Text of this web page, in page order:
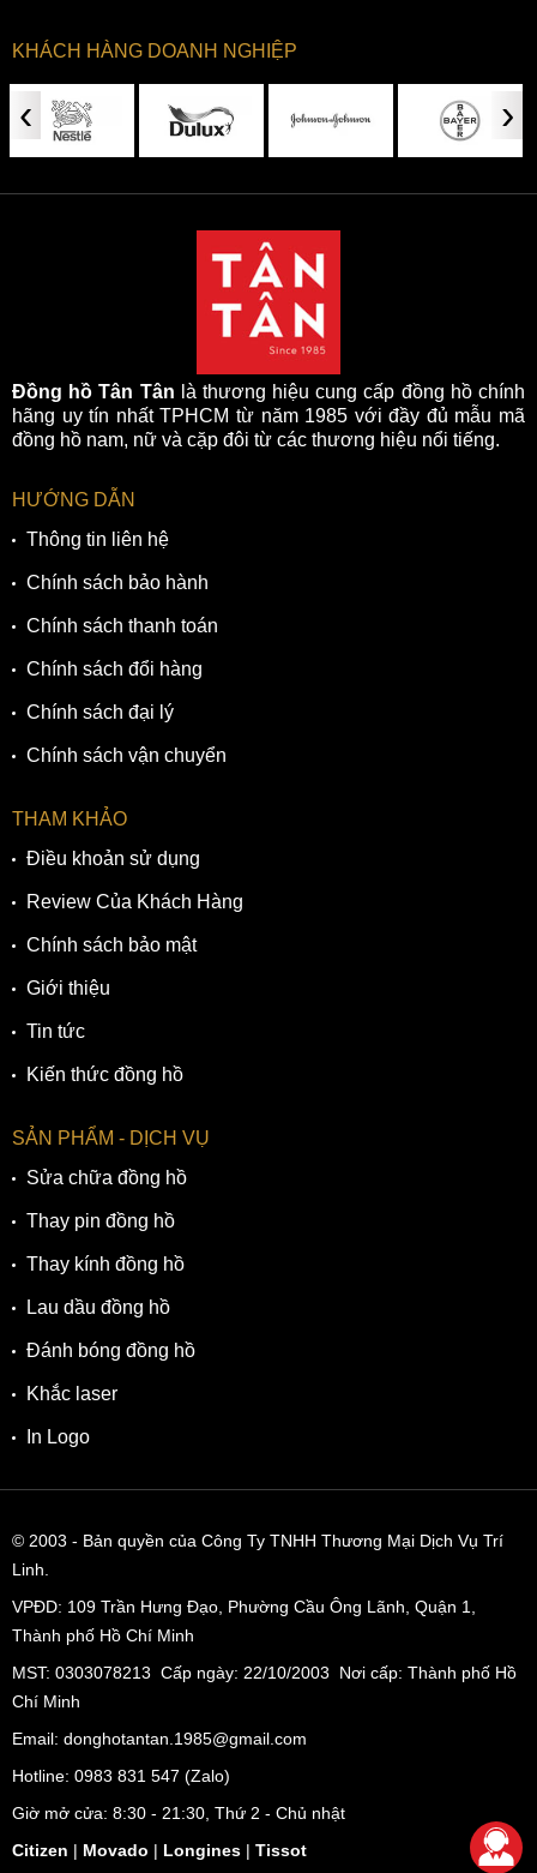
KHÁCH HÀNG DOANH NGHIỆP
‹ ›
Đồng hồ Tân Tân là thương hiệu cung cấp đồng hồ chính
hãng uy tín nhất TPHCM từ năm 1985 với đầy đủ mẫu mã
đồng hồ nam, nữ và cặp đôi từ các thương hiệu nổi tiếng.
HƯỚNG DẪN
Thông tin liên hệ
Chính sách bảo hành
Chính sách thanh toán
Chính sách đổi hàng
Chính sách đại lý
Chính sách vận chuyển
THAM KHẢO
Điều khoản sử dụng
Review Của Khách Hàng
Chính sách bảo mật
Giới thiệu
Tin tức
Kiến thức đồng hồ
SẢN PHẨM - DỊCH VỤ
Sửa chữa đồng hồ
Thay pin đồng hồ
Thay kính đồng hồ
Lau dầu đồng hồ
Đánh bóng đồng hồ
Khắc laser
In Logo
© 2003 - Bản quyền của Công Ty TNHH Thương Mại Dịch Vụ Trí
Linh.
VPĐD: 109 Trần Hưng Đạo, Phường Cầu Ông Lãnh, Quận 1,
Thành phố Hồ Chí Minh
MST: 0303078213 Cấp ngày: 22/10/2003 Nơi cấp: Thành phố Hồ
Chí Minh
Email: donghotantan.1985@gmail.com
Hotline: 0983 831 547 (Zalo)
Giờ mở cửa: 8:30 - 21:30, Thứ 2 - Chủ nhật
Citizen | Movado | Longines | Tissot